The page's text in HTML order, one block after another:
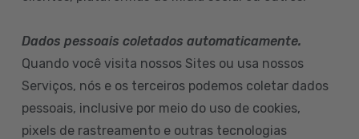
Dados pessoais coletados automaticamente.
Quando você visita nossos Sites ou usa nossos
Serviços, nós e os terceiros podemos coletar dados
pessoais, inclusive por meio do uso de cookies,
pixels de rastreamento e outras tecnologias